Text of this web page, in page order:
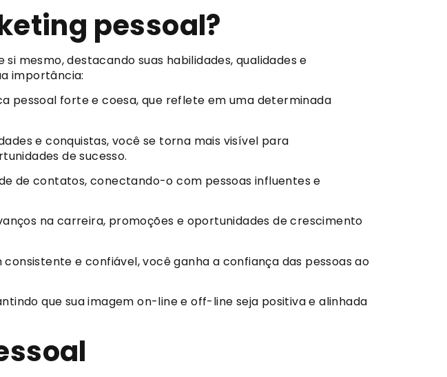
pessoal?
mesmo, destacando suas habilidades, qualidades e
importância:
pessoal forte e coesa, que reflete em uma determinada
e conquistas, você se torna mais visível para
de sucesso.
de contatos, conectando-o com pessoas influentes e
na carreira, promoções e oportunidades de crescimento
e confiável, você ganha a confiança das pessoas ao
que sua imagem on-line e off-line seja positiva e alinhada